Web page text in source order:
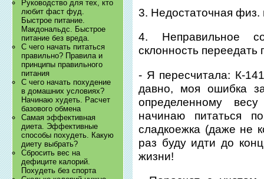
Руководство для тех, кто
любит фаст фуд.
Быстрое питание.
Макдональдс. Быстрое
питание без вреда.
С чего начать питаться
правильно? Правила и
принципы правильного
питания
С чего начать похудение
в домашних условиях?
Начинаю худеть. Расчет
базового обмена
Самая эффективная
диета. Эффективные
способы похудеть. Какую
диету выбрать?
Сбросить вес на
дефиците калорий.
Похудеть без спорта
3. Недостаточная физ.
4. Неправильное
склонность переедать
- Я пересчитала: К-
давно, моя ошибка
определенному
начинаю питаться
сладкоежка (даже не
раз буду идти до
жизни!